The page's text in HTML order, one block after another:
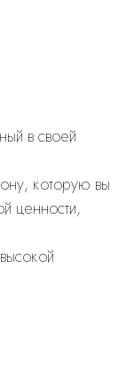
в своей
которую вы
ценности,